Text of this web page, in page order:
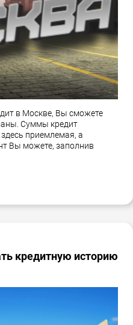
в Москве, Вы сможете
Суммы кредит
приемлемая, а
Вы можете, заполнив
кредитную историю